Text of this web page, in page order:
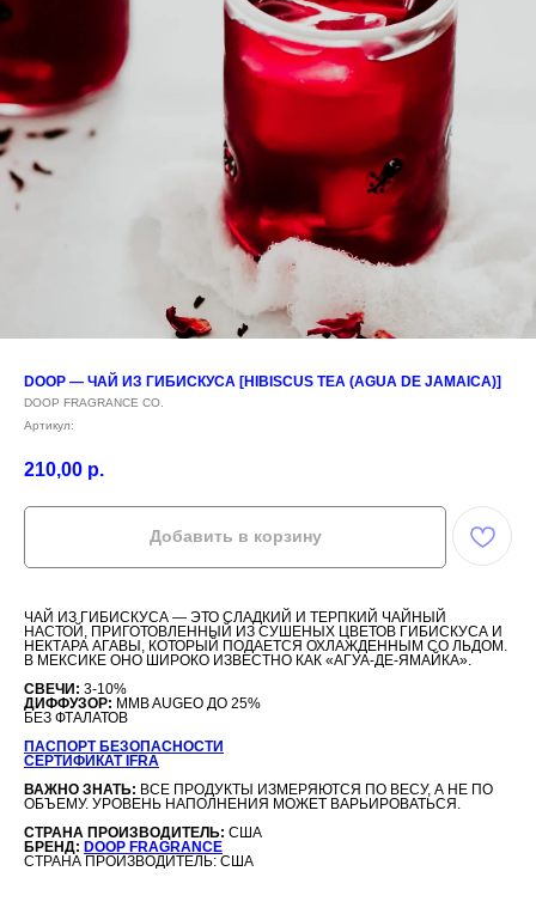
DOOP — ЧАЙ ИЗ ГИБИСКУСА [HIBISCUS TEA (AGUA DE JAMAICA)]
DOOP FRAGRANCE CO.
Артикул:
210,00 р.
Добавить в корзину
ЧАЙ ИЗ ГИБИСКУСА — ЭТО СЛАДКИЙ И ТЕРПКИЙ ЧАЙНЫЙ
НАСТОЙ, ПРИГОТОВЛЕННЫЙ ИЗ СУШЕНЫХ ЦВЕТОВ ГИБИСКУСА И
НЕКТАРА АГАВЫ, КОТОРЫЙ ПОДАЕТСЯ ОХЛАЖДЕННЫМ СО ЛЬДОМ.
В МЕКСИКЕ ОНО ШИРОКО ИЗВЕСТНО КАК «АГУА-ДЕ-ЯМАЙКА».
СВЕЧИ: 3-10%
ДИФФУЗОР: MMB AUGEO ДО 25%
БЕЗ ФТАЛАТОВ
ПАСПОРТ БЕЗОПАСНОСТИ
СЕРТИФИКАТ IFRA
ВАЖНО ЗНАТЬ: ВСЕ ПРОДУКТЫ ИЗМЕРЯЮТСЯ ПО ВЕСУ, А НЕ ПО
ОБЪЕМУ. УРОВЕНЬ НАПОЛНЕНИЯ МОЖЕТ ВАРЬИРОВАТЬСЯ.
СТРАНА ПРОИЗВОДИТЕЛЬ: США
БРЕНД: DOOP FRAGRANCE
СТРАНА ПРОИЗВОДИТЕЛЬ: США